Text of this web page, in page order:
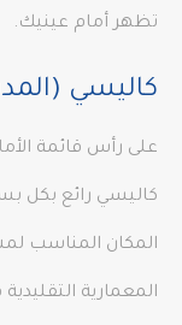
تظهر أمام عينيك.
كاليسي
على رأس قائمة
كاليسي رائع بكل
المكان المناسب
المعمارية التقليدية